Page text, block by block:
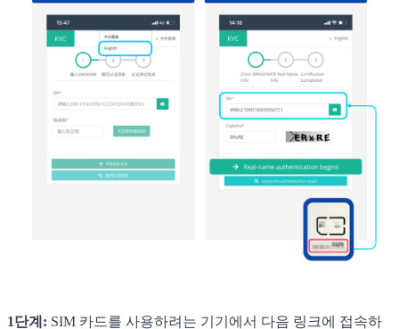
1단계: SIM 카드를 사용하려는 기기에서 다음 링크에 접속하